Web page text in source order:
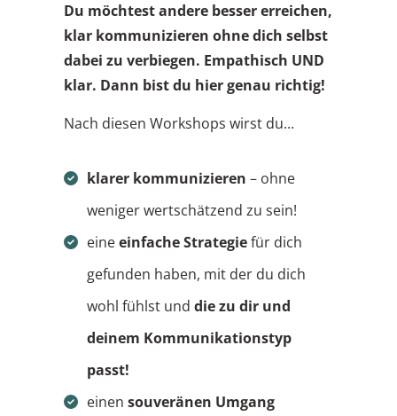
Du möchtest andere besser erreichen,
klar kommunizieren ohne dich selbst
dabei zu verbiegen. Empathisch UND
klar. Dann bist du hier genau richtig!
Nach diesen Workshops wirst du...
klarer kommunizieren – ohne
weniger wertschätzend zu sein!
eineeinfache Strategiefür dich
gefunden haben, mit der du dich
wohl fühlst und die zu dir und
deinem Kommunikationstyp
passt!
einen souveränen Umgang